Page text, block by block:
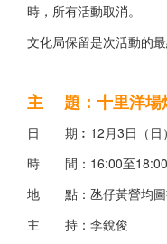
時，所有活動取消。
文化局保留是次活動的最
主 題：十里洋場
日 期︰12月3日（日）
時 間：16:00至18:00
地 點：氹仔黃營均圖
主 持：李銳俊